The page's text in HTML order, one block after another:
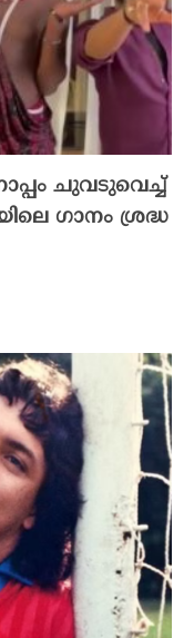
ചുവടുവെച്ച്
ഗാനം ശ്രദ്ധ